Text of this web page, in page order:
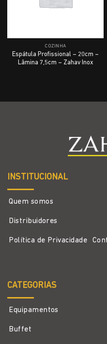
COZINHA
Espátula Profissional – 20cm –
Lâmina 7,5cm – Zahav Inox
INSTITUCIONAL
Quem somos
Distribuidores
Política de Privacidade
CATEGORIAS
Equipamentos
Buffet